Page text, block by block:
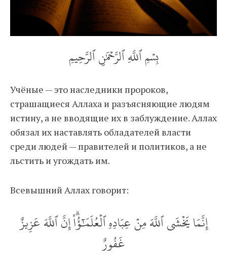
بِسۡمِ ٱللَّهِ ٱلرَّحۡمَٰنِ ٱلرَّحِيمِ
Учёные — это наследники пророков,
страшащиеся Аллаха и разъясняющие людям
истину, а не вводящие их в заблуждение. Аллах
обязал их наставлять обладателей власти
среди людей — правителей и политиков, а не
льстить и угождать им.
Всевышний Аллах говорит:
إِنَّمَا يَخۡشَى ٱللَّهَ مِنۡ عِبَادِهِ ٱلۡعُلَمَٰٓؤُاْۗ إِنَّ ٱللَّهَ عَزِيزٌ
غَفُورٌ